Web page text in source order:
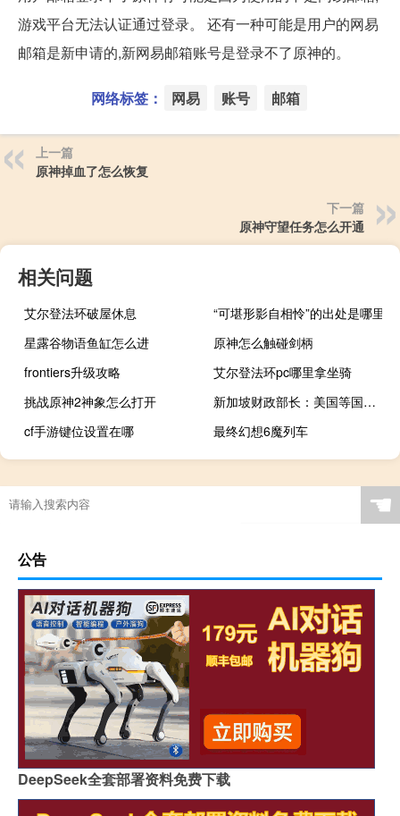
游戏平台无法认证通过登录。 还有一种可能是用户的网易
邮箱是新申请的,新网易邮箱账号是登录不了原神的。
网络标签： 网易 账号 邮箱
上一篇
原神掉血了怎么恢复
下一篇
原神守望任务怎么开通
相关问题
艾尔登法环破屋休息
“可堪形影自相怜”的出处是哪里
星露谷物语鱼缸怎么进
原神怎么触碰剑柄
frontiers升级攻略
艾尔登法环pc哪里拿坐骑
挑战原神2神象怎么打开
新加坡财政部长：美国等国家的经济可能出现比预期更严重的放缓在新加坡境内实际工资增长可能在今年逐渐放缓
cf手游键位设置在哪
最终幻想6魔列车
☚
公告
DeepSeek全套部署资料免费下载